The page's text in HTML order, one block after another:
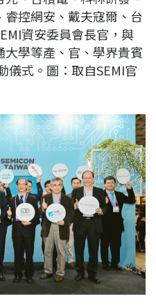
控網安、戴夫寇爾、台
資安委員會長官，與
學等產、官、學界貴賓
儀式。圖：取自SEMI官